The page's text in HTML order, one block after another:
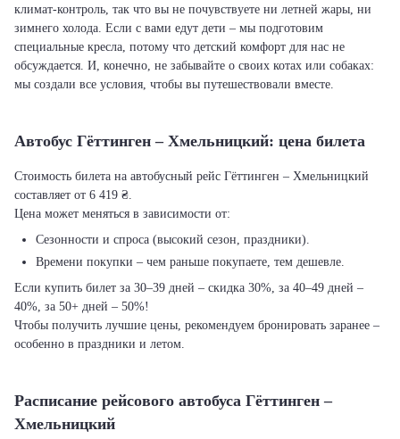
климат-контроль, так что вы не почувствуете ни летней жары, ни
зимнего холода. Если с вами едут дети – мы подготовим
специальные кресла, потому что детский комфорт для нас не
обсуждается. И, конечно, не забывайте о своих котах или собаках:
мы создали все условия, чтобы вы путешествовали вместе.
Автобус Гёттинген – Хмельницкий: цена билета
Стоимость билета на автобусный рейс Гёттинген – Хмельницкий
составляет от 6 419 ₴.
Цена может меняться в зависимости от:
Сезонности и спроса (высокий сезон, праздники).
Времени покупки – чем раньше покупаете, тем дешевле.
Если купить билет за 30–39 дней – скидка 30%, за 40–49 дней –
40%, за 50+ дней – 50%!
Чтобы получить лучшие цены, рекомендуем бронировать заранее –
особенно в праздники и летом.
Расписание рейсового автобуса Гёттинген –
Хмельницкий